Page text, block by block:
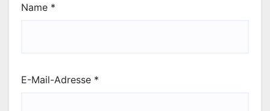
Name *
E-Mail-Adresse *